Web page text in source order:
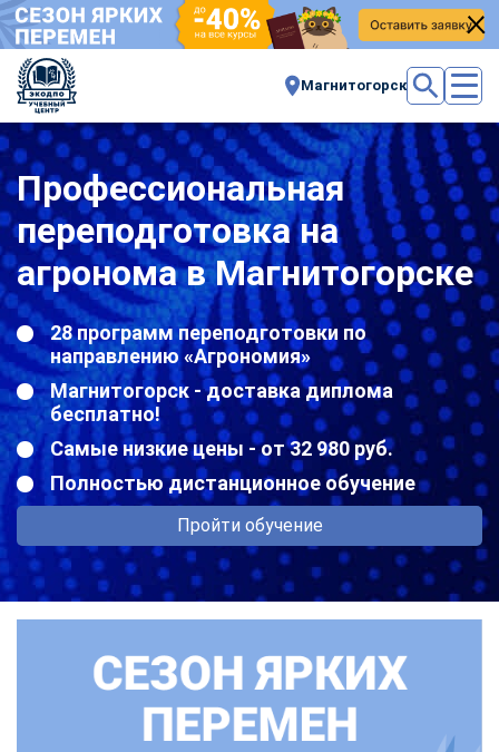
Магнитогорск
Профессиональная
переподготовка на
агронома в Магнитогорске
28 программ переподготовки по
направлению «Агрономия»
Магнитогорск - доставка диплома
бесплатно!
Самые низкие цены - от 32 980 руб.
Полностью дистанционное обучение
Пройти обучение